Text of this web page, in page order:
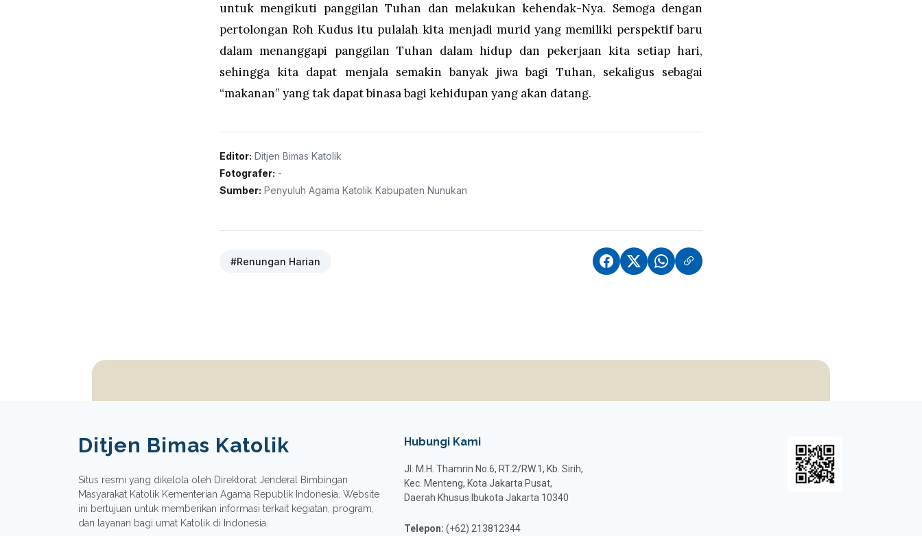
untuk mengikuti panggilan Tuhan dan melakukan kehendak-Nya. Semoga dengan
pertolongan Roh Kudus itu pulalah kita menjadi murid yang memiliki perspektif baru
dalam menanggapi panggilan Tuhan dalam hidup dan pekerjaan kita setiap hari,
sehingga kita dapat menjala semakin banyak jiwa bagi Tuhan, sekaligus sebagai
“makanan” yang tak dapat binasa bagi kehidupan yang akan datang.
Editor: Ditjen Bimas Katolik
Fotografer: -
Sumber: Penyuluh Agama Katolik Kabupaten Nunukan
#Renungan Harian
Ditjen Bimas Katolik
Situs resmi yang dikelola oleh Direktorat Jenderal Bimbingan
Masyarakat Katolik Kementerian Agama Republik Indonesia. Website
ini bertujuan untuk memberikan informasi terkait kegiatan, program,
dan layanan bagi umat Katolik di Indonesia.
Hubungi Kami
Jl. M.H. Thamrin No.6, RT.2/RW.1, Kb. Sirih,
Kec. Menteng, Kota Jakarta Pusat,
Daerah Khusus Ibukota Jakarta 10340
Telepon: (+62) 213812344